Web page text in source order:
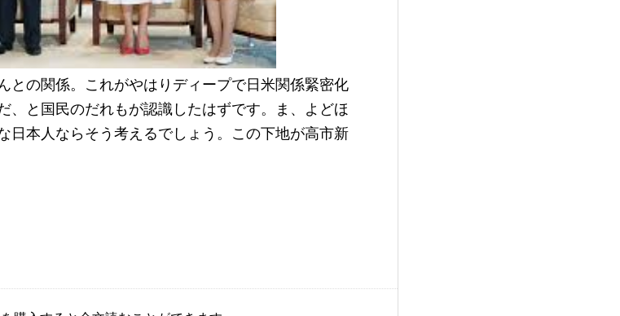
との関係。これがやはりディープで日米関係緊密化
、と国民のだれもが認識したはずです。ま、よどほ
日本人ならそう考えるでしょう。この下地が高市新